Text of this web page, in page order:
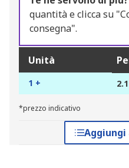
quantità e clicca su
consegna".
Unità
1 +
*prezzo indicativo